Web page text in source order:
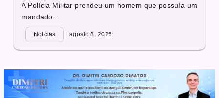
A Polícia Militar prendeu um homem que possuía um
mandado...
Notícias agosto 8, 2026